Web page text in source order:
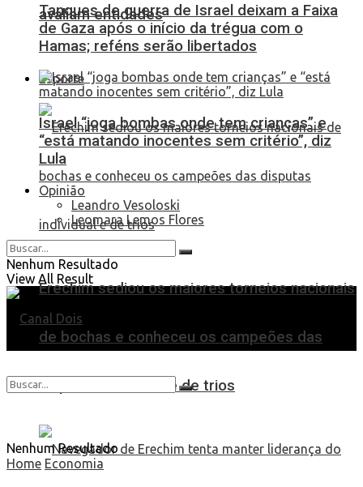
avaliam entidades
Esporte
Erechim sediou os maiores torneios nacionais
de bochas e conheceu os campeões das
disputas individual e de trios
Tanques de guerra de Israel deixam a Faixa
de Gaza após o início da trégua com o
Hamas; reféns serão libertados
Israel “joga bombas onde tem crianças” e
“está matando inocentes sem critério”, diz
Lula
Opinião
Leandro Vesoloski
Leomara Lemos Flores
Nenhum Resultado
View All Result
Nenhum Resultado
Home Economia